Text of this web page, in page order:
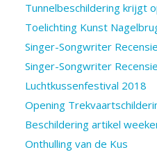
Tunnelbeschildering krijgt
Toelichting Kunst
Singer-Songwriter
Singer-Songwriter
Luchtkussenfestival 2018
Opening
Beschildering artikel
Onthulling van de Kus